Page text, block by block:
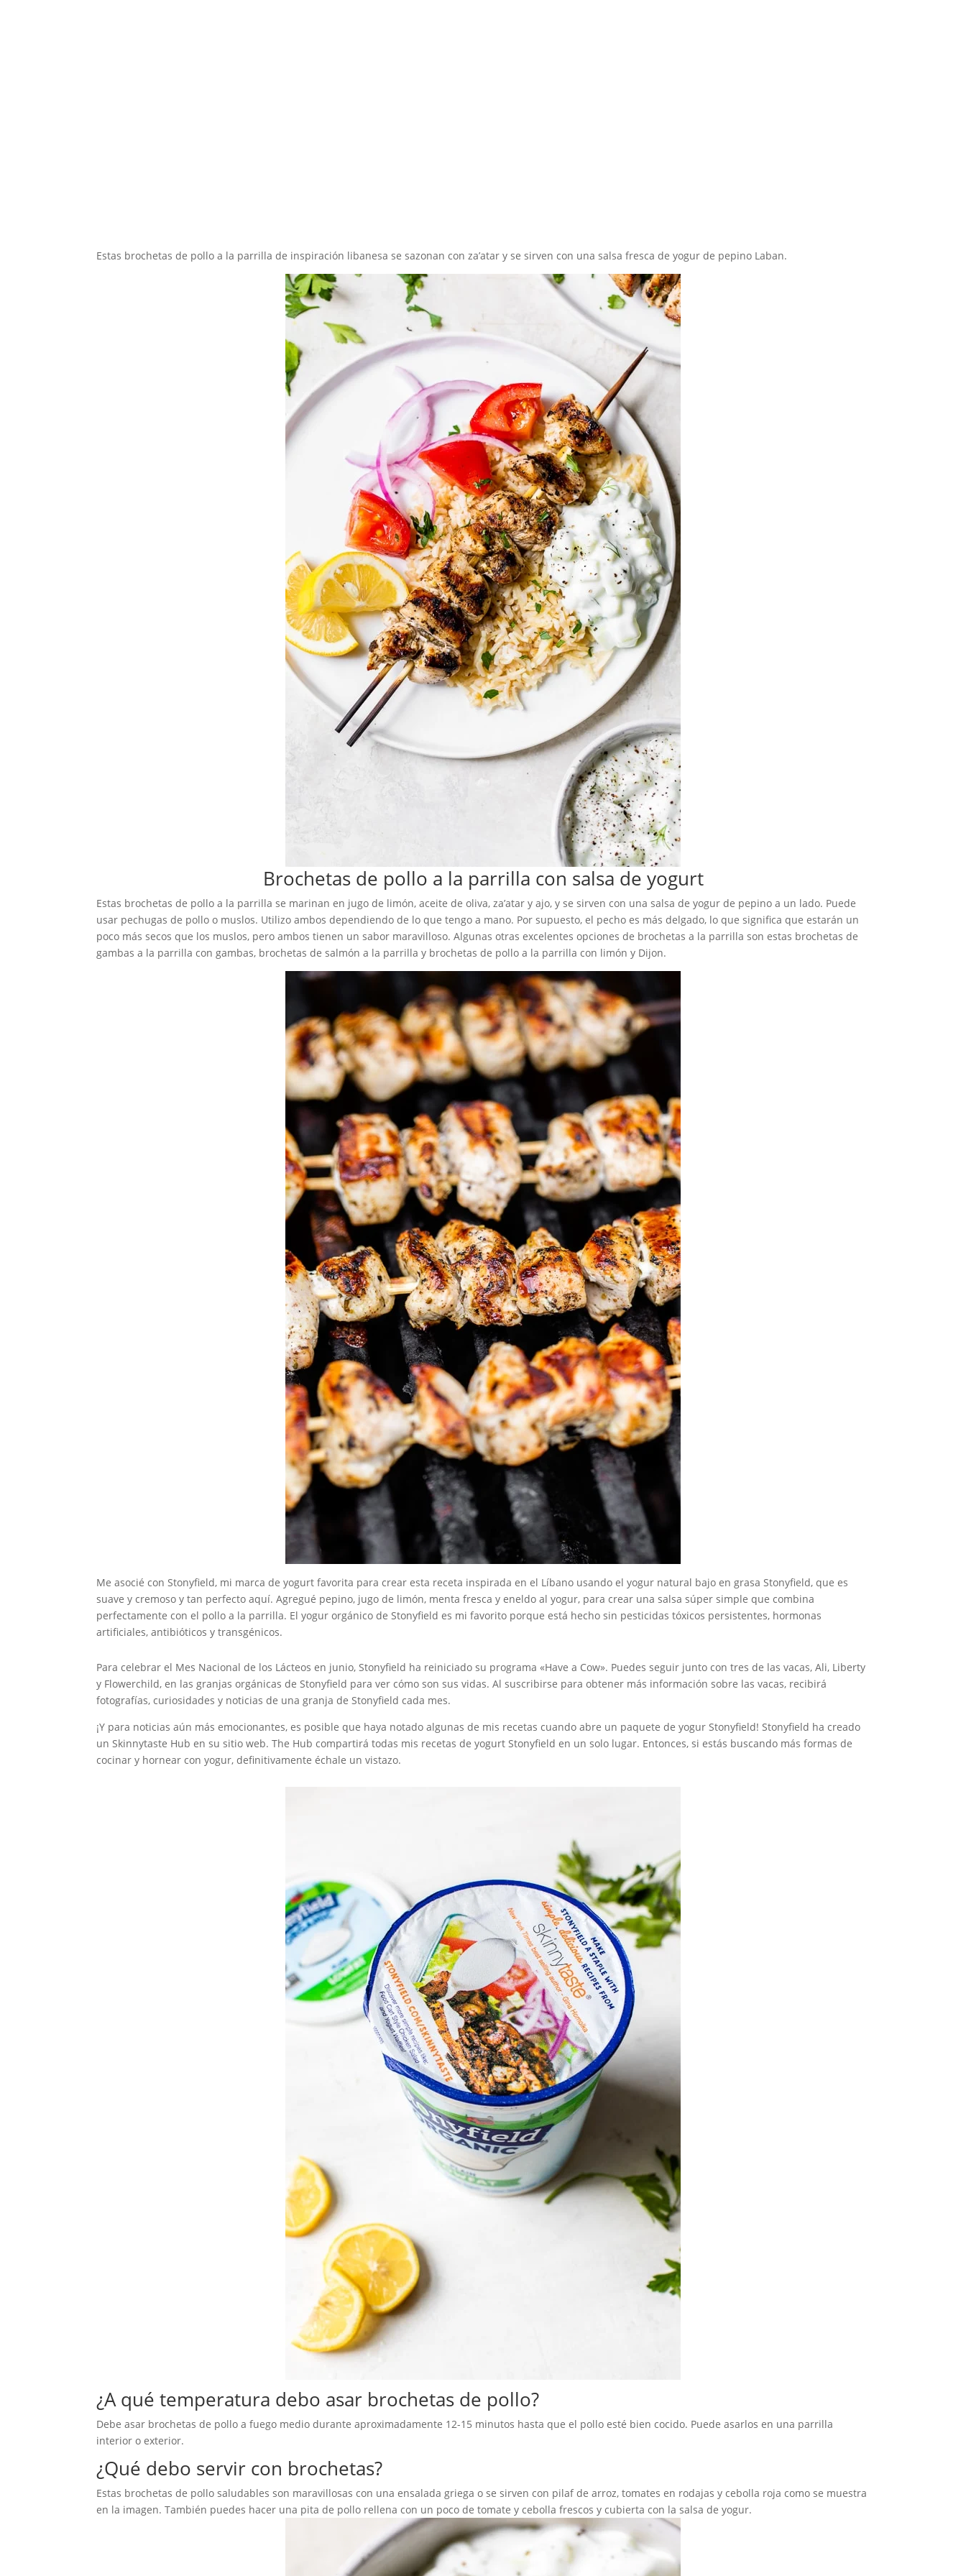
Estas brochetas de pollo a la parrilla de inspiración libanesa se sazonan con za’atar y se sirven con una salsa fresca de yogur de pepino Laban.
Brochetas de pollo a la parrilla con salsa de yogurt
Estas brochetas de pollo a la parrilla se marinan en jugo de limón, aceite de oliva, za’atar y ajo, y se sirven con una salsa de yogur de pepino a un lado. Puede
usar pechugas de pollo o muslos. Utilizo ambos dependiendo de lo que tengo a mano. Por supuesto, el pecho es más delgado, lo que significa que estarán un
poco más secos que los muslos, pero ambos tienen un sabor maravilloso. Algunas otras excelentes opciones de brochetas a la parrilla son estas brochetas de
gambas a la parrilla con gambas, brochetas de salmón a la parrilla y brochetas de pollo a la parrilla con limón y Dijon.
Me asocié con Stonyfield, mi marca de yogurt favorita para crear esta receta inspirada en el Líbano usando el yogur natural bajo en grasa Stonyfield, que es
suave y cremoso y tan perfecto aquí. Agregué pepino, jugo de limón, menta fresca y eneldo al yogur, para crear una salsa súper simple que combina
perfectamente con el pollo a la parrilla. El yogur orgánico de Stonyfield es mi favorito porque está hecho sin pesticidas tóxicos persistentes, hormonas
artificiales, antibióticos y transgénicos.
Para celebrar el Mes Nacional de los Lácteos en junio, Stonyfield ha reiniciado su programa «Have a Cow». Puedes seguir junto con tres de las vacas, Ali, Liberty
y Flowerchild, en las granjas orgánicas de Stonyfield para ver cómo son sus vidas. Al suscribirse para obtener más información sobre las vacas, recibirá
fotografías, curiosidades y noticias de una granja de Stonyfield cada mes.
¡Y para noticias aún más emocionantes, es posible que haya notado algunas de mis recetas cuando abre un paquete de yogur Stonyfield! Stonyfield ha creado
un Skinnytaste Hub en su sitio web. The Hub compartirá todas mis recetas de yogurt Stonyfield en un solo lugar. Entonces, si estás buscando más formas de
cocinar y hornear con yogur, definitivamente échale un vistazo.
¿A qué temperatura debo asar brochetas de pollo?
Debe asar brochetas de pollo a fuego medio durante aproximadamente 12-15 minutos hasta que el pollo esté bien cocido. Puede asarlos en una parrilla
interior o exterior.
¿Qué debo servir con brochetas?
Estas brochetas de pollo saludables son maravillosas con una ensalada griega o se sirven con pilaf de arroz, tomates en rodajas y cebolla roja como se muestra
en la imagen. También puedes hacer una pita de pollo rellena con un poco de tomate y cebolla frescos y cubierta con la salsa de yogur.